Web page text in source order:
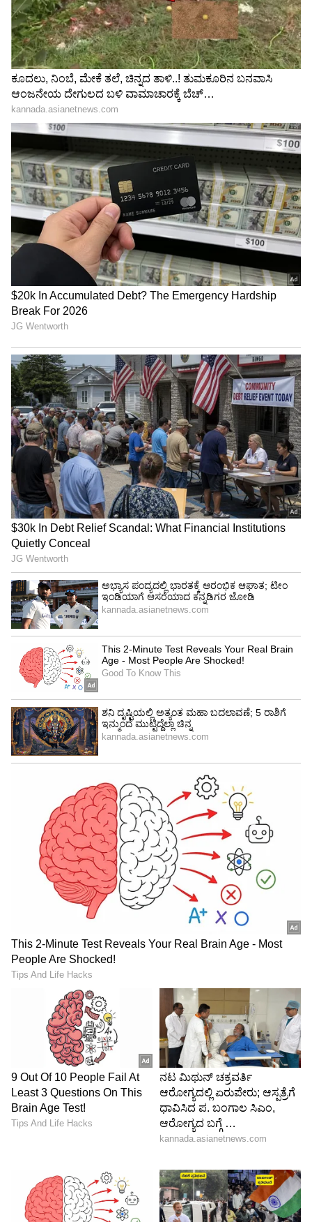
ಕುಂಭ ರಾಶಿಯವರು ಈ ಸಮಯದಲ್ಲಿ ಅನೇಕ
ಪ್ರಯೋಜನಗಳನ್ನು ಪಡೆಯುತ್ತಾರೆ. ಈ ಅವಧಿಯಲ್ಲಿ ನೀವು
ಯಾವುದೇ ಕೆಲಸದಲ್ಲಿ ಉತ್ತಮ ಯಶಸ್ಸನ್ನು ಪಡೆಯುತ್ತೀರಿ.
ನಿಮ್ಮ ಆದಾಯವೂ ಗಣನೀಯವಾಗಿ ಹೆಚ್ಚಾಗುವ ಸಾಧ್ಯತೆ
ಇದೆ. ವೃತ್ತಿ ಜೀವನದಲ್ಲಿ ನೀವು ಉತ್ತಮ ಲಾಭವನ್ನು
ಪಡೆಯುತ್ತೀರಿ. ಈ ಅವಧಿಯಲ್ಲಿ ನೀವು ಹೊಸ ವಾಹನವನ್ನು
ಸಹ ಖರೀದಿಸಬಹುದು.